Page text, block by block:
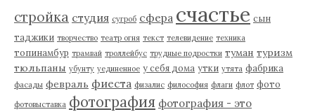
стройка студия сугроб сфера счастье сын
таджики творчество театр огня текст телевидение техника
топинамбур трамвай троллейбус трудные подростки туман туризм
тюльпаны убунту уединенное у себя дома утки утята фабрика
фасады февраль фиеста физалис философия флаги флот фото
фотовыставка фотография фотография - это